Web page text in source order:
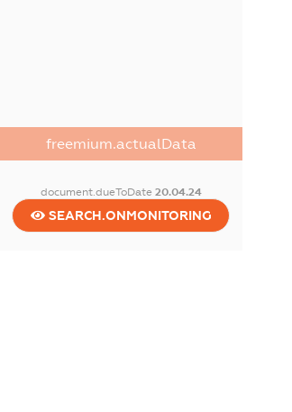
freemium.actualData
document.dueToDate 20.04.24
SEARCH.ONMONITORING